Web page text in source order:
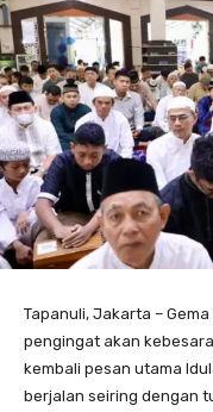
Tapanuli, Jakarta –
pengingat akan
kembali pesan utama
berjalan seiring dengan